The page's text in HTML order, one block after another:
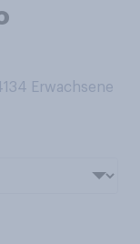
Erwachsene